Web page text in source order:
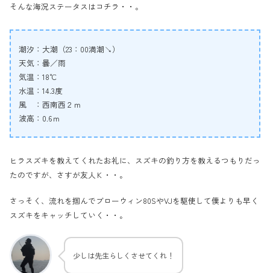
そんな海況ステータスはコチラ・・。
潮汐：大潮（23：00満潮↘）
天気：曇／雨
気温：18℃
水温：14.3度
風 ：西南西２ｍ
波高：0.6ｍ
ヒラスズキを教えてくれたお礼に、スズキの釣り方を教えるつもりだっ
たのですが、さすが友人Ｋ・・。
さっそく、流れを掴んでブローウィン80SやVJを駆使して僕よりも早く
スズキをキャッチしていく・・。
少しは先生らしくさせてくれ！